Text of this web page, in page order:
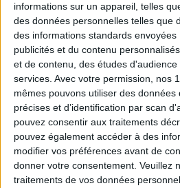
informations sur un appareil, telles
des données personnelles telles que
des informations standards
publicités et du contenu
et de contenu, des études
services. Avec votre permission, nos
mêmes pouvons utiliser des données
précises et d’identification par scan
pouvez consentir aux traitements
pouvez également accéder à des
modifier vos préférences avant de
donner votre consentement. Veuillez
traitements de vos données
ADOPT PARFUMS RÉVOLUTIONNE LA